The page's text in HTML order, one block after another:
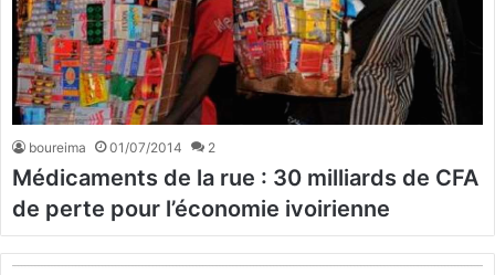
boureima 01/07/2014 2
Médicaments de la rue : 30 milliards de CFA
de perte pour l’économie ivoirienne